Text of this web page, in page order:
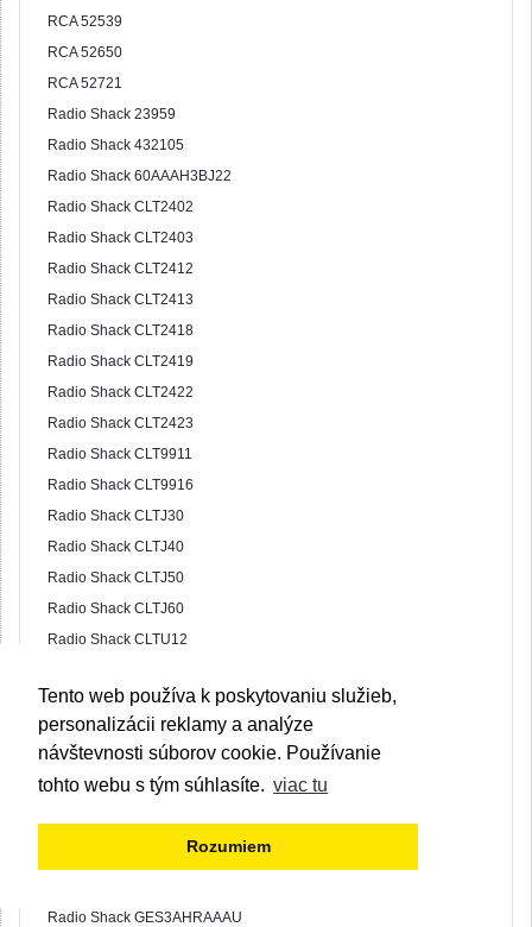
Tento web používa k poskytovaniu služieb,
personalizácii reklamy a analýze
návštevnosti súborov cookie. Používanie
tohto webu s tým súhlasíte. viac tu
Rozumiem
RCA 52539
RCA 52650
RCA 52721
Radio Shack 23959
Radio Shack 432105
Radio Shack 60AAAH3BJ22
Radio Shack CLT2402
Radio Shack CLT2403
Radio Shack CLT2412
Radio Shack CLT2413
Radio Shack CLT2418
Radio Shack CLT2419
Radio Shack CLT2422
Radio Shack CLT2423
Radio Shack CLT9911
Radio Shack CLT9916
Radio Shack CLTJ30
Radio Shack CLTJ40
Radio Shack CLTJ50
Radio Shack CLTJ60
Radio Shack CLTU12
Radio Shack CLTU22
Radio Shack CLTU30
Radio Shack CLTU32
Radio Shack CLTW10
Radio Shack CLTW20
Radio Shack CLTW25
Radio Shack GES3AHRAAAU